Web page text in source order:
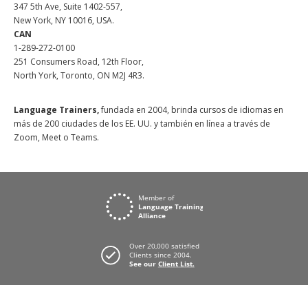
347 5th Ave, Suite 1402-557,
New York, NY 10016, USA.
CAN
1-289-272-0100
251 Consumers Road, 12th Floor,
North York, Toronto, ON M2J 4R3.
Language Trainers,fundada en 2004, brinda cursos de idiomas en
más de 200 ciudades de los EE. UU. y también en línea a través de
Zoom, Meet o Teams.